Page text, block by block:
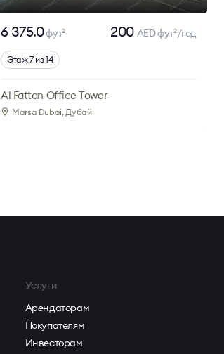
6 375.0фут2 200 AED фут2/год
Этаж 7 из 14
Al Fattan Office Tower
Marsa Dubai, Дубай
Услуги
Арендаторам
Покупателям
Инвесторам